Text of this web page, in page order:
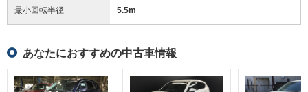
最小回転半径 5.5m
あなたにおすすめの中古車情報